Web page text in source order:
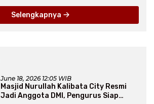
Selengkapnya
June 18, 2026 12:05 WIB
Masjid Nurullah Kalibata City Resmi
Jadi Anggota DMI, Pengurus Siap